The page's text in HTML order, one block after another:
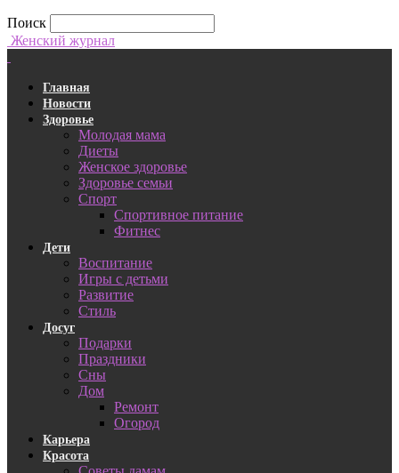
Поиск
Женский журнал
Главная
Новости
Здоровье
Молодая мама
Диеты
Женское здоровье
Здоровье семьи
Спорт
Спортивное питание
Фитнес
Дети
Воспитание
Игры с детьми
Развитие
Стиль
Досуг
Подарки
Праздники
Сны
Дом
Ремонт
Огород
Карьера
Красота